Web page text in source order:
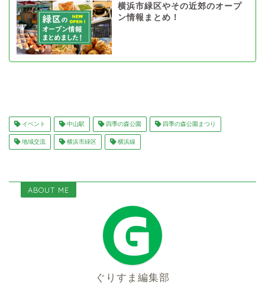
横浜市緑区やその近郊のオープ
ン情報まとめ！
イベント 中山駅 四季の森公園 四季の森公園まつり
地域交流 横浜市緑区 横浜線
ABOUT ME
ぐりすま編集部